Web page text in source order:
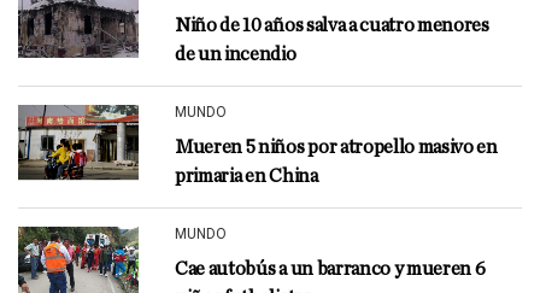
Niño de 10 años salva a cuatro menores
de un incendio
MUNDO
Mueren 5 niños por atropello masivo en
primaria en China
MUNDO
Cae autobús a un barranco y mueren 6